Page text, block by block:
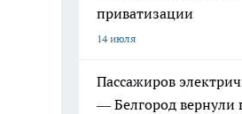
приватизации
14 июля
Пассажиров
— Белгород вернули